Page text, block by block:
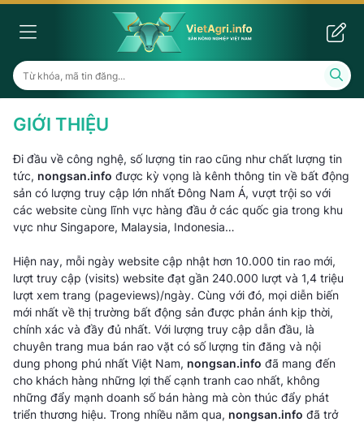
GIỚI THIỆU
Đi đầu về công nghệ, số lượng tin rao cũng như chất lượng tin
tức, nongsan.info được kỳ vọng là kênh thông tin về bất động
sản có lượng truy cập lớn nhất Đông Nam Á, vượt trội so với
các website cùng lĩnh vực hàng đầu ở các quốc gia trong khu
vực như Singapore, Malaysia, Indonesia…
Hiện nay, mỗi ngày website cập nhật hơn 10.000 tin rao mới,
lượt truy cập (visits) website đạt gần 240.000 lượt và 1,4 triệu
lượt xem trang (pageviews)/ngày. Cùng với đó, mọi diễn biến
mới nhất về thị trường bất động sản được phản ánh kịp thời,
chính xác và đầy đủ nhất. Với lượng truy cập dẫn đầu, là
chuyên trang mua bán rao vặt có số lượng tin đăng và nội
dung phong phú nhất Việt Nam, nongsan.info đã mang đến
cho khách hàng những lợi thế cạnh tranh cao nhất, không
những đẩy mạnh doanh số bán hàng mà còn thúc đẩy phát
triển thương hiệu. Trong nhiều năm qua, nongsan.info đã trở